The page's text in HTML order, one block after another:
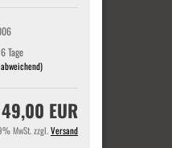
Tage
49,00 EUR
MwSt. zzgl.Versand